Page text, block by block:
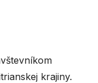
krajiny.